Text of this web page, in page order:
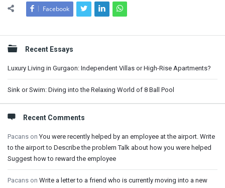
Facebook
Sidebar
Recent Essays
Luxury Living in Gurgaon: Independent Villas or High-Rise Apartments?
Sink or Swim: Diving into the Relaxing World of 8 Ball Pool
Recent Comments
Pacans onYou were recently helped by an employee at the airport. Write
to the airport to Describe the problem Talk about how you were helped
Suggest how to reward the employee
Pacans on Write a letter to a friend who is currently moving into a new